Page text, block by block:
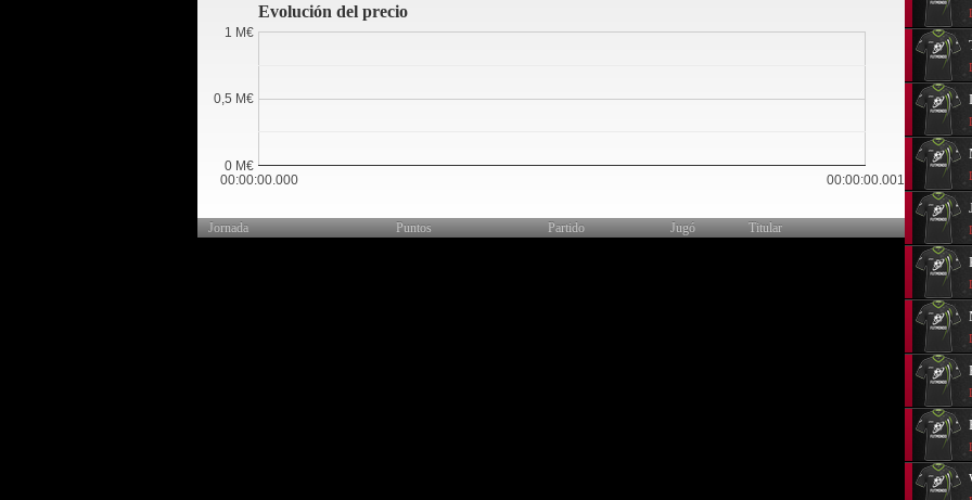
Evolución del precio
00:00:00.000 00:00:00.001
0 M€
0,5 M€
1 M€
Jornada Puntos Partido Jugó Titular